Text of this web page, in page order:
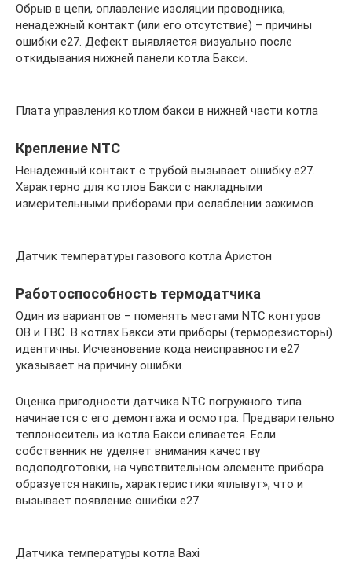
Обрыв в цепи, оплавление изоляции проводника,
ненадежный контакт (или его отсутствие) – причины
ошибки е27. Дефект выявляется визуально после
откидывания нижней панели котла Бакси.
Плата управления котлом бакси в нижней части котла
Крепление NTC
Ненадежный контакт с трубой вызывает ошибку е27.
Характерно для котлов Бакси с накладными
измерительными приборами при ослаблении зажимов.
Датчик температуры газового котла Аристон
Работоспособность термодатчика
Один из вариантов – поменять местами NTC контуров
ОВ и ГВС. В котлах Бакси эти приборы (терморезисторы)
идентичны. Исчезновение кода неисправности е27
указывает на причину ошибки.
Оценка пригодности датчика NTC погружного типа
начинается с его демонтажа и осмотра. Предварительно
теплоноситель из котла Бакси сливается. Если
собственник не уделяет внимания качеству
водоподготовки, на чувствительном элементе прибора
образуется накипь, характеристики «плывут», что и
вызывает появление ошибки е27.
Датчика температуры котла Baxi